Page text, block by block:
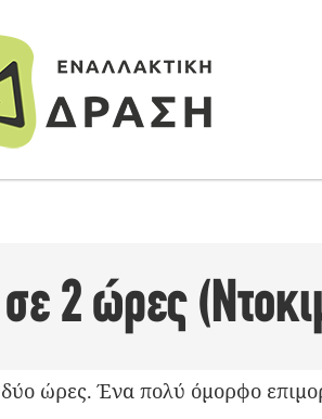
2 ώρες
ώρες. Ένα πολύ όμορφο